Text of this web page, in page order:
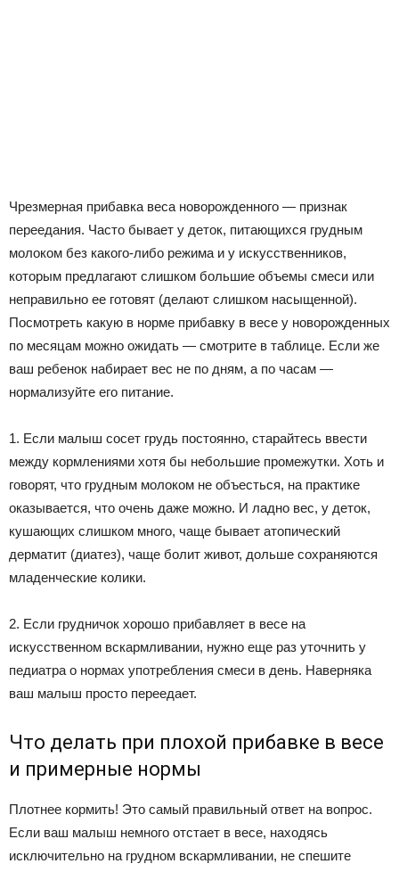
Чрезмерная прибавка веса новорожденного — признак
переедания. Часто бывает у деток, питающихся грудным
молоком без какого-либо режима и у искусственников,
которым предлагают слишком большие объемы смеси или
неправильно ее готовят (делают слишком насыщенной).
Посмотреть какую в норме прибавку в весе у новорожденных
по месяцам можно ожидать — смотрите в таблице. Если же
ваш ребенок набирает вес не по дням, а по часам —
нормализуйте его питание.
1. Если малыш сосет грудь постоянно, старайтесь ввести
между кормлениями хотя бы небольшие промежутки. Хоть и
говорят, что грудным молоком не объесться, на практике
оказывается, что очень даже можно. И ладно вес, у деток,
кушающих слишком много, чаще бывает атопический
дерматит (диатез), чаще болит живот, дольше сохраняются
младенческие колики.
2. Если грудничок хорошо прибавляет в весе на
искусственном вскармливании, нужно еще раз уточнить у
педиатра о нормах употребления смеси в день. Наверняка
ваш малыш просто переедает.
Что делать при плохой прибавке в весе
и примерные нормы
Плотнее кормить! Это самый правильный ответ на вопрос.
Если ваш малыш немного отстает в весе, находясь
исключительно на грудном вскармливании, не спешите